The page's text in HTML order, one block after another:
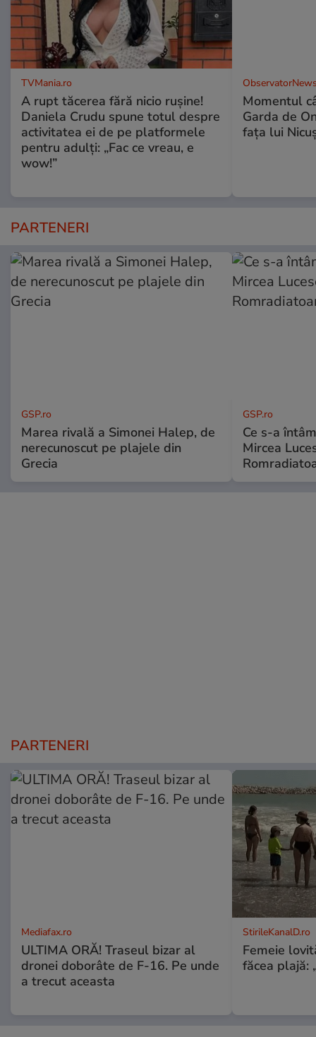
TVMania.ro
A rupt tăcerea fără nicio rușine!
Daniela Crudu spune totul despre
activitatea ei de pe platformele
pentru adulți: „Fac ce vreau, e
wow!”
Momentul
Garda de
fața lui
PARTENERI
GSP.ro
Marea rivală a Simonei Halep, de
nerecunoscut pe plajele din
Grecia
GSP.ro
Ce s-a
Mircea
PARTENERI
Mediafax.ro
ULTIMA ORĂ! Traseul bizar al
dronei doborâte de F-16. Pe unde
a trecut aceasta
StirileKanalD.ro
Femeie
făcea plajă: